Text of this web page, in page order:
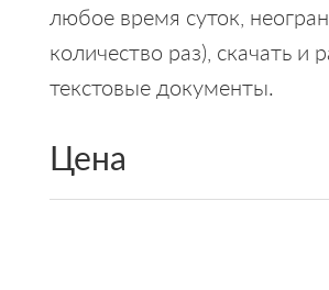
любое время суток,
количество раз), скачать и
текстовые документы.
Цена